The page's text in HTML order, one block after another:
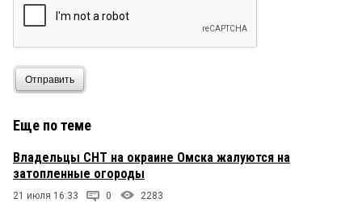
Отправить
Еще по теме
Владельцы СНТ на окраине Омска жалуются на
затопленные огороды
21 июля 16:33 0 2283